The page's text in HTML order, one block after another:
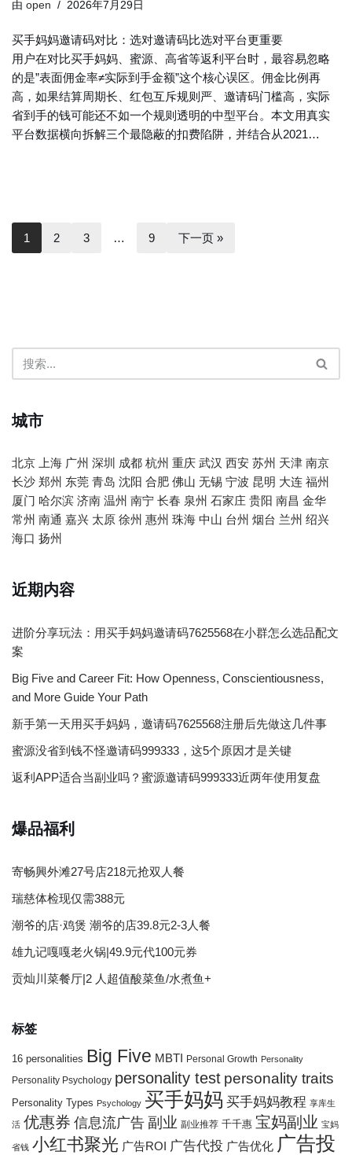
由 open 2026年7月29日
买手妈妈邀请码对比：选对邀请码比选对平台更重要
用户在对比买手妈妈、蜜源、高省等返利平台时，最容易忽略
的是”表面佣金率≠实际到手金额”这个核心误区。佣金比例再
高，如果结算周期长、红包互斥规则严、邀请码门槛高，实际
省到手的钱可能还不如一个规则透明的中型平台。本文用真实
平台数据横向拆解三个最隐蔽的扣费陷阱，并结合从2021…
1 2 3 … 9 下一页 »
城市
北京 上海 广州 深圳 成都 杭州 重庆 武汉 西安 苏州 天津 南京
长沙 郑州 东莞 青岛 沈阳 合肥 佛山 无锡 宁波 昆明 大连 福州
厦门 哈尔滨 济南 温州 南宁 长春 泉州 石家庄 贵阳 南昌 金华
常州 南通 嘉兴 太原 徐州 惠州 珠海 中山 台州 烟台 兰州 绍兴
海口 扬州
近期内容
进阶分享玩法：用买手妈妈邀请码7625568在小群怎么选品配文
案
Big Five and Career Fit: How Openness, Conscientiousness,
and More Guide Your Path
新手第一天用买手妈妈，邀请码7625568注册后先做这几件事
蜜源没省到钱不怪邀请码999333，这5个原因才是关键
返利APP适合当副业吗？蜜源邀请码999333近两年使用复盘
爆品福利
寄畅興外滩27号店218元抢双人餐
瑞慈体检现仅需388元
潮爷的店·鸡煲 潮爷的店39.8元2-3人餐
雄九记嘎嘎老火锅|49.9元代100元券
贡灿川菜餐厅|2 人超值酸菜鱼/水煮鱼+
标签
16 personalities Big Five MBTI Personal Growth Personality
Personality Psychology personality test personality traits
Personality Types Psychology 买手妈妈 买手妈妈教程 享库生
活 优惠券 信息流广告副业 副业推荐 千千惠 宝妈副业 宝妈
省钱 小红书聚光 广告ROI 广告代投 广告优化 广告投